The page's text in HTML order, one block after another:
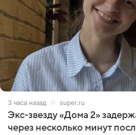
3 часа назад super.ru
Экс‑звезду «Дома 2»
через несколько минут